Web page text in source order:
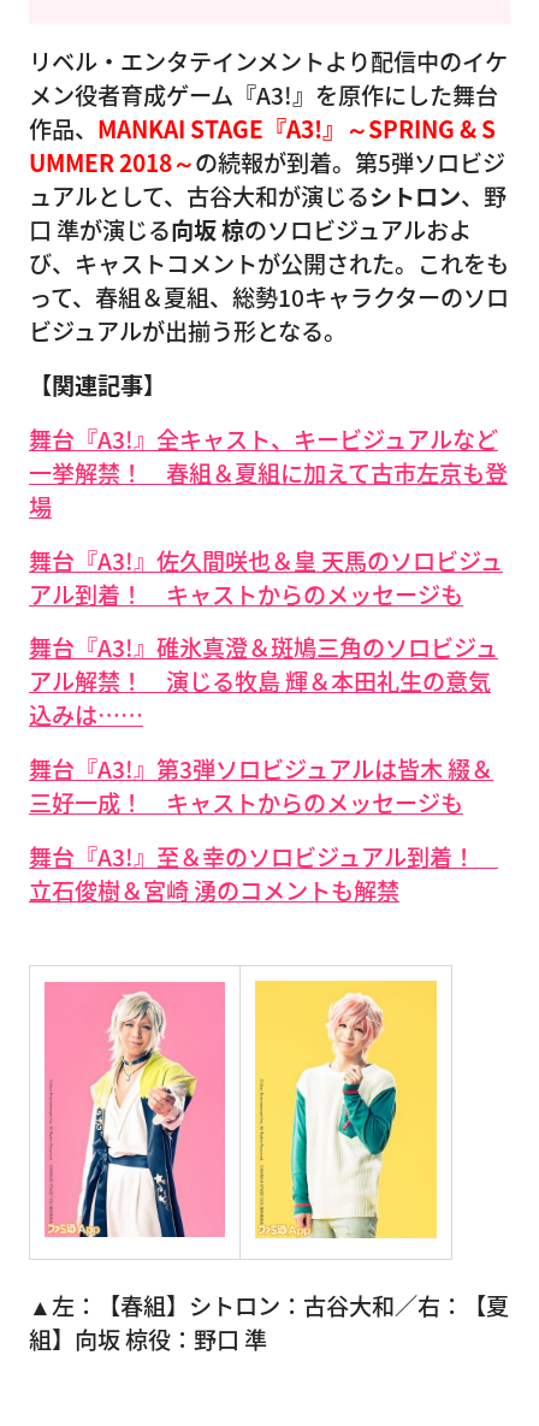
リベル・エンタテインメントより配信中のイケ
メン役者育成ゲーム『A3!』を原作にした舞台
作品、 MANKAI STAGE『A3!』～SPRING & S
UMMER 2018～の続報が到着。第5弾ソロビジ
ュアルとして、古谷大和が演じるシトロン、野
口 準が演じる向坂 椋のソロビジュアルおよ
び、キャストコメントが公開された。これをも
って、春組＆夏組、総勢10キャラクターのソロ
ビジュアルが出揃う形となる。
【関連記事】
舞台『A3!』全キャスト、キービジュアルなど
一挙解禁！ 春組＆夏組に加えて古市左京も登
場
舞台『A3!』佐久間咲也＆皇 天馬のソロビジュ
アル到着！ キャストからのメッセージも
舞台『A3!』碓氷真澄＆斑鳩三角のソロビジュ
アル解禁！ 演じる牧島 輝＆本田礼生の意気
込みは……
舞台『A3!』第3弾ソロビジュアルは皆木 綴＆
三好一成！ キャストからのメッセージも
舞台『A3!』至＆幸のソロビジュアル到着！
立石俊樹＆宮崎 湧のコメントも解禁
▲左：【春組】シトロン：古谷大和／右：【夏
組】向坂 椋役：野口 準